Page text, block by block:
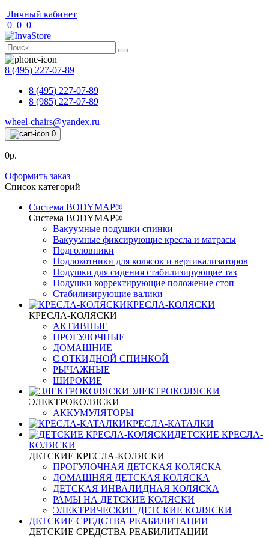
Личный кабинет
0 0 0
8 (495) 227-07-89
8 (495) 227-07-89
8 (985) 227-07-89
wheel-chairs@yandex.ru
0
0р.
Оформить заказ
Список категорий
Система BODYMAP®
Система BODYMAP®
Вакуумные подушки спинки
Вакуумные фиксирующие кресла и матрасы
Подголовники
Подлокотники для колясок и вертикализаторов
Подушки для сидения стабилизирующие таз
Подушки корректирующие положение стоп
Стабилизирующие валики
КРЕСЛА-КОЛЯСКИ
КРЕСЛА-КОЛЯСКИ
АКТИВНЫЕ
ПРОГУЛОЧНЫЕ
ДОМАШНИЕ
С ОТКИДНОЙ СПИНКОЙ
РЫЧАЖНЫЕ
ШИРОКИЕ
ЭЛЕКТРОКОЛЯСКИ
ЭЛЕКТРОКОЛЯСКИ
АККУМУЛЯТОРЫ
КРЕСЛА-КАТАЛКИ
ДЕТСКИЕ КРЕСЛА-
КОЛЯСКИ
ДЕТСКИЕ КРЕСЛА-КОЛЯСКИ
ПРОГУЛОЧНАЯ ДЕТСКАЯ КОЛЯСКА
ДОМАШНЯЯ ДЕТСКАЯ КОЛЯСКА
ДЕТСКАЯ ИНВАЛИДНАЯ КОЛЯСКА
РАМЫ НА ДЕТСКИЕ КОЛЯСКИ
ЭЛЕКТРИЧЕСКИЕ ДЕТСКИЕ КОЛЯСКИ
ДЕТСКИЕ СРЕДСТВА РЕАБИЛИТАЦИИ
ДЕТСКИЕ СРЕДСТВА РЕАБИЛИТАЦИИ